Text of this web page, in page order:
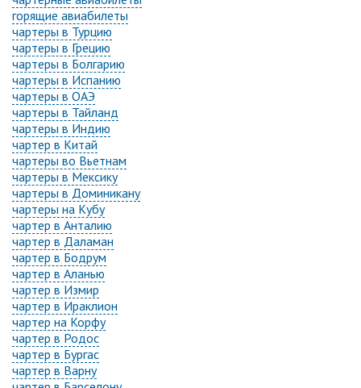
горящие авиабилеты
чартеры в Турцию
чартеры в Грецию
чартеры в Болгарию
чартеры в Испанию
чартеры в ОАЭ
чартеры в Тайланд
чартеры в Индию
чартер в Китай
чартеры во Вьетнам
чартеры в Мексику
чартеры в Доминикану
чартеры на Кубу
чартер в Анталию
чартер в Даламан
чартер в Бодрум
чартер в Аланью
чартер в Измир
чартер в Ираклион
чартер на Корфу
чартер в Родос
чартер в Бургас
чартер в Варну